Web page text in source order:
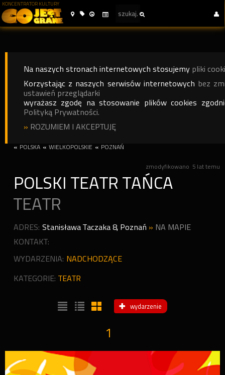
KONCENTRATOR KULTURY
Na naszych stronach internetowych stosujemy pliki
Korzystając z naszych serwisów internetowych bez
ustawień przeglądarki
wyrażasz zgodę na stosowanie plików cookies
Polityką Prywatności.
» ROZUMIEM I AKCEPTUJĘ
« POLSKA « WIELKOPOLSKIE « POZNAŃ
zmodyfikowano 5 lat temu
POLSKI TEATR TAŃCA
TEATR
ADRES: Stanisława Taczaka 8, Poznań » NA MAPIE
KONTAKT:
WYDARZENIA: NADCHODZĄCE
KATEGORIE: TEATR
wydarzenie
1